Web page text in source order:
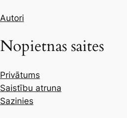
Autori
Nopietnas saites
Privātums
Saistību atruna
Sazinies